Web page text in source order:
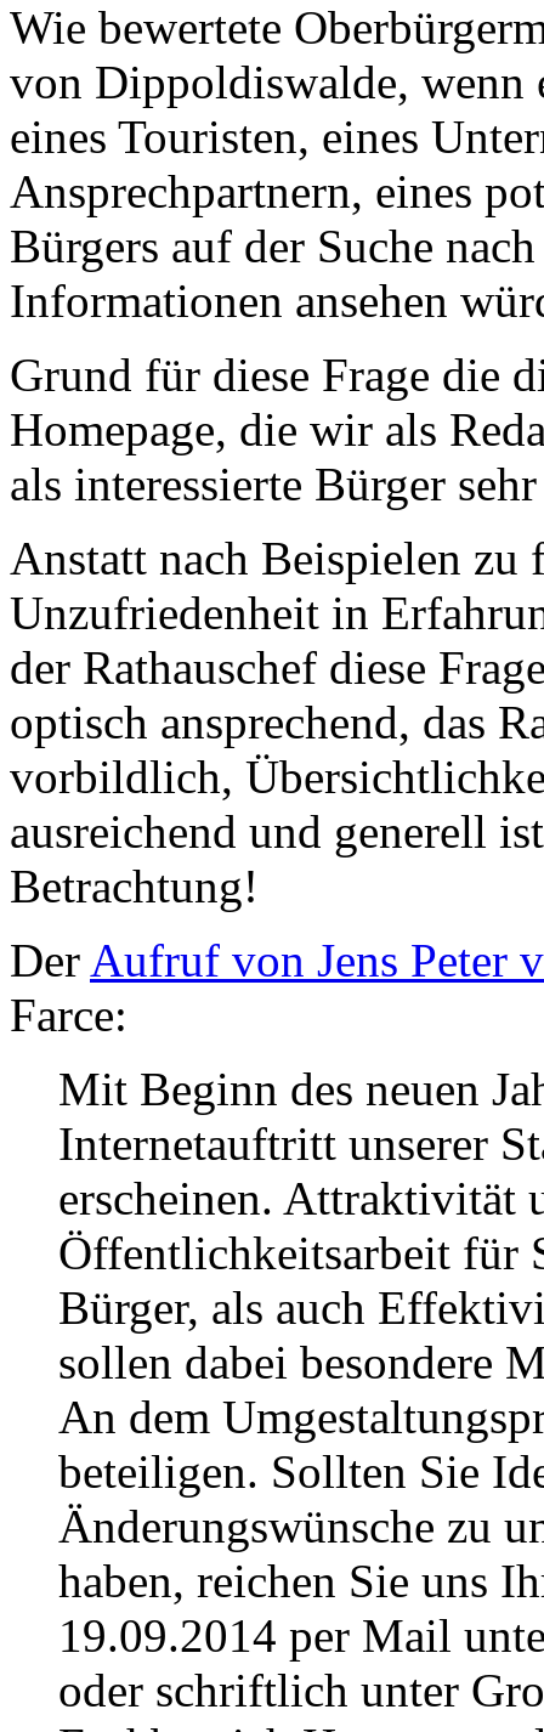
Wie bewertete
von Dippoldiswalde, wenn
eines Touristen, eines
Ansprechpartnern, eines
Bürgers auf der Suche
Informationen ansehen
Grund für diese Frage die
Homepage, die wir als
als interessierte Bürger
Anstatt nach Beispielen zu
Unzufriedenheit in
der Rathauschef diese
optisch ansprechend, das
vorbildlich,
ausreichend und generell
Betrachtung!
Der Aufruf von Jens Peter
Farce:
Mit Beginn des neuen
Internetauftritt unserer
erscheinen. Attraktivität
Öffentlichkeitsarbeit für
Bürger, als auch
sollen dabei besondere
An dem
beteiligen. Sollten Sie
Änderungswünsche zu
haben, reichen Sie uns
19.09.2014 per Mail
oder schriftlich unter